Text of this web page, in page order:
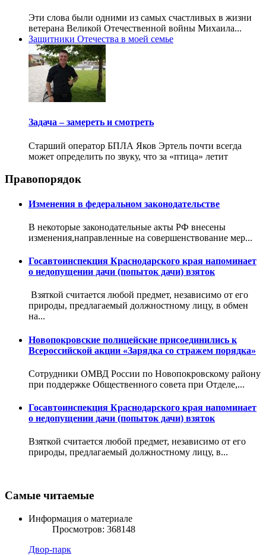
Эти слова были одними из самых счастливых в жизни
ветерана Великой Отечественной войны Михаила...
Защитники Отечества в моей семье
Задача – замереть и смотреть
Старший оператор БПЛА Яков Эртель почти всегда
может определить по звуку, что за «птица» летит
Правопорядок
Изменения в федеральном законодательстве
В некоторые законодательные акты РФ внесены
изменения,направленные на совершенствование мер...
Госавтоинспекция Краснодарского края напоминает
о недопущении дачи (попыток дачи) взяток
Взяткой считается любой предмет, независимо от его
природы, предлагаемый должностному лицу, в обмен
на...
Новопокровские полицейские присоединились к
Всероссийской акции «Зарядка со стражем порядка»
Сотрудники ОМВД России по Новопокровскому району
при поддержке Общественного совета при Отделе,...
Госавтоинспекция Краснодарского края напоминает
о недопущении дачи (попыток дачи) взяток
Взяткой считается любой предмет, независимо от его
природы, предлагаемый должностному лицу, в...
Самые читаемые
Информация о материале
Просмотров: 368148
Двор-парк